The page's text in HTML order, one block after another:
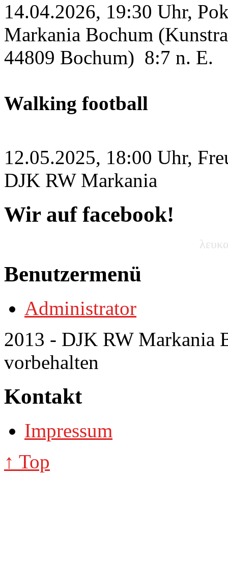
14.04.2026, 19:30 Uhr,
Markania Bochum
44809 Bochum) 8:7 n. E.
Walking football
12.05.2025, 18:00 Uhr,
DJK RW Markania
Wir auf facebook!
Benutzermenü
Administrator
2013 - DJK RW Markania
vorbehalten
Kontakt
Impressum
↑ Top